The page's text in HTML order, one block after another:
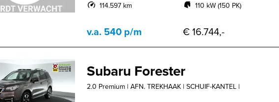
114.597 km
110 kW (150 PK)
v.a. 540 p/m € 16.744,-
Subaru Forester
2.0 Premium | AFN. TREKHAAK | SCHUIF-KANTEL |